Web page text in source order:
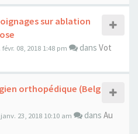
sur ablation
févr. 08, 2018 1:48 pm dans Vot
orthopédique (Belg
23, 2018 10:10 am dans Au